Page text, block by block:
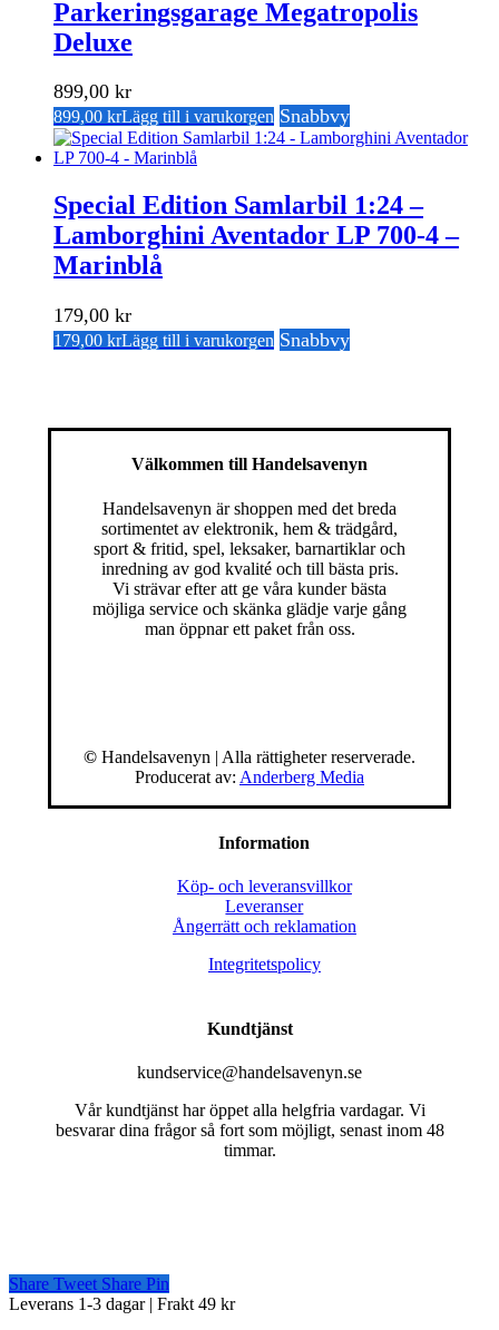
Parkeringsgarage Megatropolis
Deluxe
899,00 kr
899,00 krLägg till i varukorgen Snabbvy
Special Edition Samlarbil 1:24 –
Lamborghini Aventador LP 700-4 –
Marinblå
179,00 kr
179,00 krLägg till i varukorgen Snabbvy
Välkommen till Handelsavenyn
Handelsavenyn är shoppen med det breda
sortimentet av elektronik, hem & trädgård,
sport & fritid, spel, leksaker, barnartiklar och
inredning av god kvalité och till bästa pris.
Vi strävar efter att ge våra kunder bästa
möjliga service och skänka glädje varje gång
man öppnar ett paket från oss.
© Handelsavenyn | Alla rättigheter reserverade.
Producerat av: Anderberg Media
Information
Köp- och leveransvillkor
Leveranser
Ångerrätt och reklamation
Integritetspolicy
Kundtjänst
kundservice@handelsavenyn.se
Vår kundtjänst har öppet alla helgfria vardagar. Vi
besvarar dina frågor så fort som möjligt, senast inom 48
timmar.
Share Tweet Share Pin
Close
Leverans 1-3 dagar | Frakt 49 kr